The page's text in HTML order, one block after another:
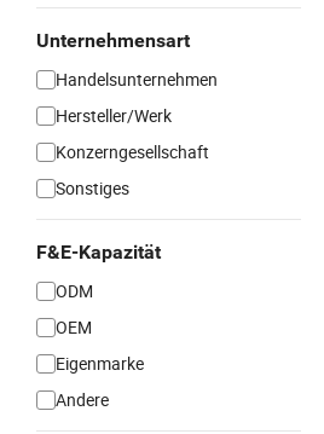
Unternehmensart
Handelsunternehmen
Hersteller/Werk
Konzerngesellschaft
Sonstiges
F&E-Kapazität
ODM
OEM
Eigenmarke
Andere